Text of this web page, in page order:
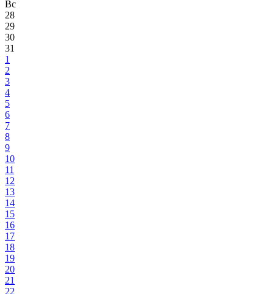
Вс
28
29
30
31
1
2
3
4
5
6
7
8
9
10
11
12
13
14
15
16
17
18
19
20
21
22